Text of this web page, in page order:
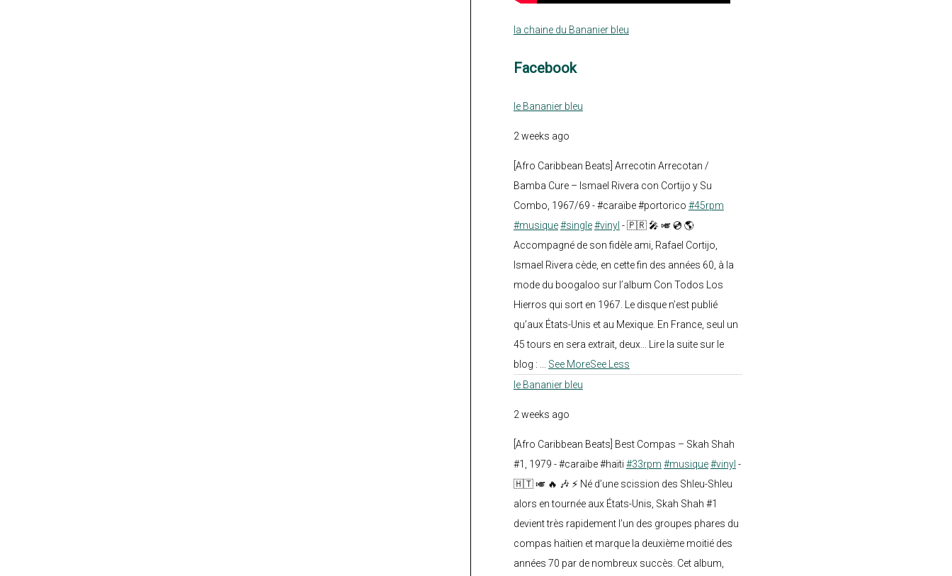
la chaine du Bananier bleu
Facebook
le Bananier bleu
2 weeks ago
[Afro Caribbean Beats] Arrecotin Arrecotan /
Bamba Cure – Ismael Rivera con Cortijo y Su
Combo, 1967/69 - #caraïbe #portorico #45rpm
#musique#single#vinyl - 🇵🇷 🎤 🎺 💿 🌎
Accompagné de son fidèle ami, Rafael Cortijo,
Ismael Rivera cède, en cette fin des années 60, à la
mode du boogaloo sur l’album Con Todos Los
Hierros qui sort en 1967. Le disque n’est publié
qu’aux États-Unis et au Mexique. En France, seul un
45 tours en sera extrait, deux... Lire la suite sur le
blog :
See MoreSee Less
le Bananier bleu
2 weeks ago
[Afro Caribbean Beats] Best Compas – Skah Shah
#1, 1979 - #caraïbe #haïti #33rpm #musique#vinyl -
🇭🇹 🎺 🔥 🎶 ⚡ Né d’une scission des Shleu-Shleu
alors en tournée aux États-Unis, Skah Shah #1
devient très rapidement l’un des groupes phares du
compas haïtien et marque la deuxième moitié des
années 70 par de nombreux succès. Cet album,